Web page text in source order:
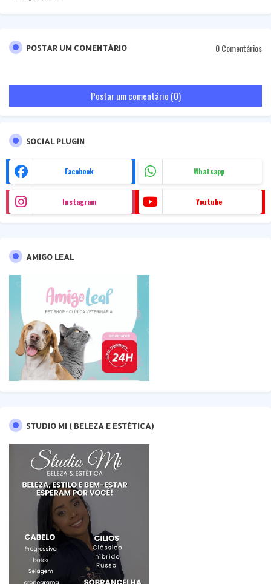
POSTAR UM COMENTÁRIO 0 Comentários
Postar um comentário (0)
SOCIAL PLUGIN
Facebook Whatsapp
Instagram Youtube
AMIGO LEAL
STUDIO MI ( BELEZA E ESTÉTICA)